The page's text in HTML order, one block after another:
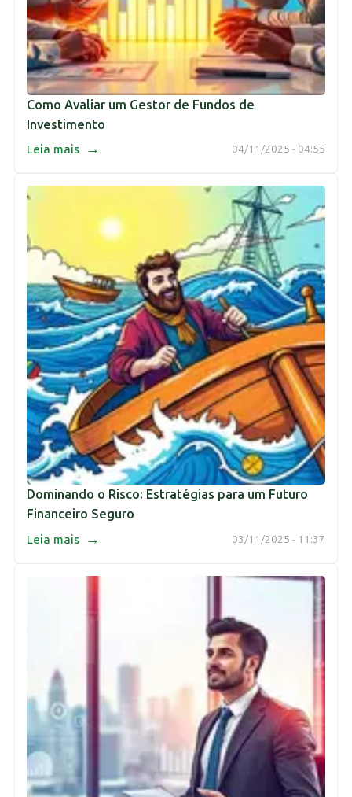
Como Avaliar um Gestor de Fundos de
Investimento
04/11/2025 - 04:55
Leia mais →
Dominando o Risco: Estratégias para um Futuro
Financeiro Seguro
03/11/2025 - 11:37
Leia mais →